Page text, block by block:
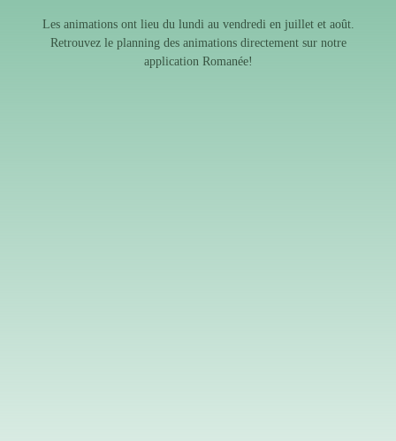
Les animations ont lieu du lundi au vendredi en juillet et août.
Retrouvez le planning des animations directement sur notre
application Romanée!